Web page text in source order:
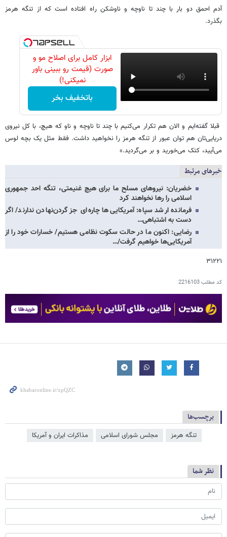
‏آدم احمق دو بار با چند تا ناوچه و ناوشکن راه افتاده است که از تنگه هرمز
بگذرد.
ابزار کامل برای اصلاح مو و
صورت (قیمت رو ببینی باور
نمیکنی!)
باتخفیف بخر
‏ قبلا گفته‌ایم و الان هم تکرار می‌کنیم با چند تا ناوچه و ناو که هیچ، با کل نیروی
دریایی‌تان هم توان عبور از تنگه هرمز را نخواهید داشت. فقط مثل یک بچه لوس
می‌آیید، کتک می‌خورید و بر می‌گردید.»
خبرهای مرتبط
خضریان: نیروهای مسلح ما برای هیچ غنیمتی، تنگه احد جمهوری
اسلامی را رها نخواهند کرد
فرمانده ارشد سپاه: آمریکایی‌ها چاره‌ای جز گردن‌نهادن ندارند/ اگر
دست به اشتباهی…
رضایی: اکنون ما در حالت سکوت نظامی هستیم/ خسارات خود را از
آمریکایی‌ها خواهیم گرفت/…
۳۱۲۲۱
کد مطلب2216103
برچسب‌ها
تنگه هرمز مجلس شورای اسلامی مذاکرات ایران و آمریکا
نظر شما